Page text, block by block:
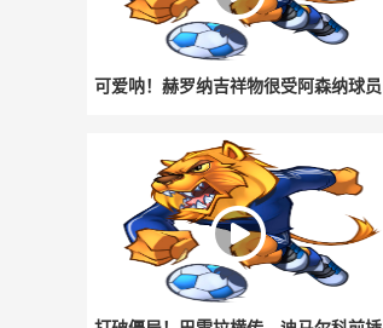
可爱呐！赫罗纳吉祥物很受阿森纳球员